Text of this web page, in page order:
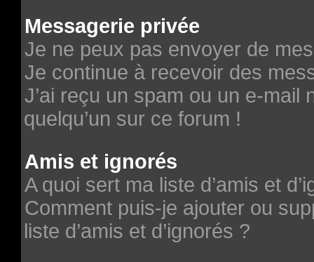
Messagerie privée
Je ne peux pas envoyer de
Je continue à recevoir des
J’ai reçu un spam ou un e-mail
quelqu’un sur ce forum !
Amis et ignorés
A quoi sert ma liste d’amis et
Comment puis-je ajouter ou
liste d’amis et d’ignorés ?